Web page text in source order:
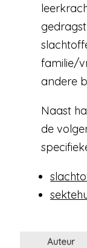
familie/
andere
Naast
de
Auteur